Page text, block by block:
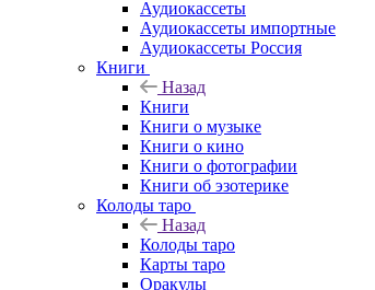
Аудиокассеты
Аудиокассеты импортные
Аудиокассеты Россия
Книги
Назад
Книги
Книги о музыке
Книги о кино
Книги о фотографии
Книги об эзотерике
Колоды таро
Назад
Колоды таро
Карты таро
Оракулы